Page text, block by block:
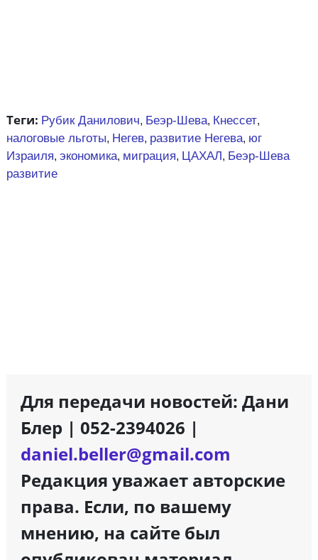
Теги: Рубик Данилович, Беэр-Шева, Кнессет,
налоговые льготы, Негев, развитие Негева, юг
Израиля, экономика, миграция, ЦАХАЛ, Беэр-Шева
развитие
Для передачи новостей: Дани
Блер | 052-2394026 |
daniel.beller@gmail.com
Редакция уважает авторские
права. Если, по вашему
мнению, на сайте был